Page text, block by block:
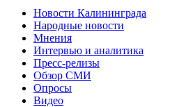
Новости Калининграда
Народные новости
Мнения
Интервью и аналитика
Пресс-релизы
Обзор СМИ
Опросы
Видео